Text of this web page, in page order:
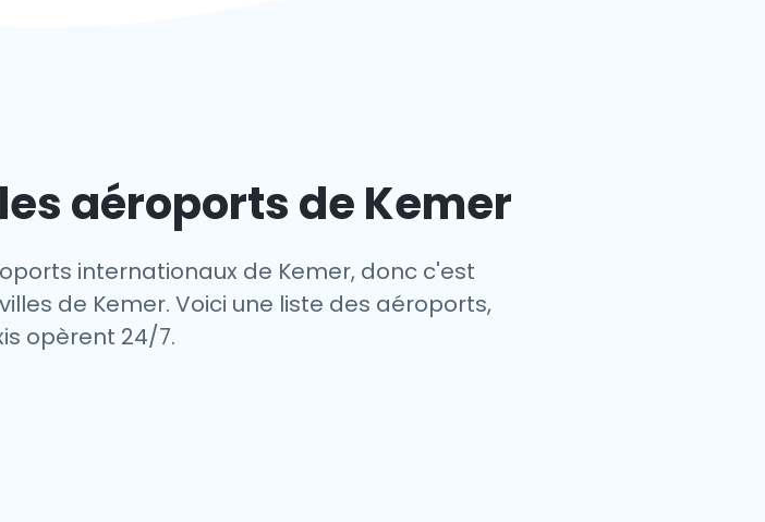
aéroports de Kemer
internationaux de Kemer, donc c'est
de Kemer. Voici une liste des aéroports,
opèrent 24/7.